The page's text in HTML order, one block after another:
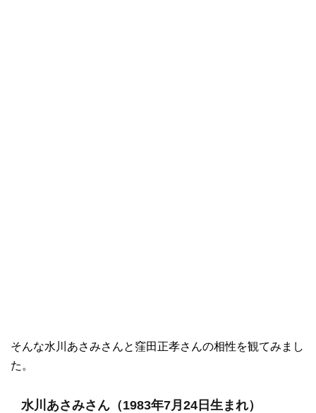
そんな水川あさみさんと窪田正孝さんの相性を観てみまし
た。
水川あさみさん（1983年7月24日生まれ）